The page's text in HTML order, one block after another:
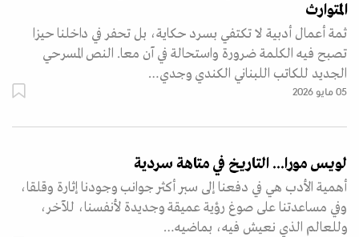
المتوارث
ثمة أعمال أدبية لا تكتفي بسرد حكاية، بل تحفر في داخلنا حيزا
تصبح فيه الكلمة ضرورة واستحالة في آن معا. النص المسرحي
الجديد للكاتب اللبناني الكندي وجدي…
05 مايو 2026
لويس مورا... التاريخ في متاهة سردية
أهمية الأدب هي في دفعنا إلى سبر أكثر جوانب وجودنا إثارة وقلقا،
وفي مساعدتنا على صوغ رؤية عميقة وجديدة لأنفسنا، للآخر،
وللعالم الذي نعيش فيه، بماضيه…